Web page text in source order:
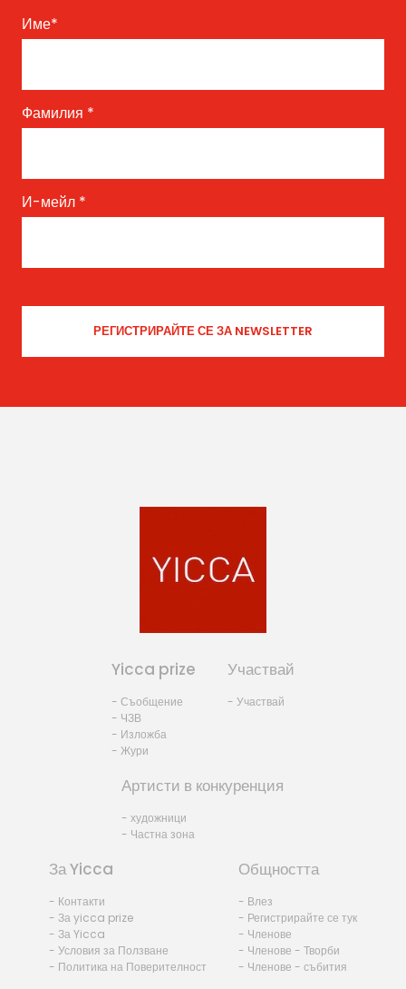
Име*
Фамилия *
И-мейл *
Yicca prize
- Съобщение
- ЧЗВ
- Изложба
- Жури
Участвай
- Участвай
Артисти в конкуренция
- художници
- Частна зона
За Yicca
- Контакти
- За yicca prize
- За Yicca
- Условия за Ползване
- Политика на Поверителност
Общността
- Влез
- Регистрирайте се тук
- Членове
- Членове - Творби
- Членове - събития